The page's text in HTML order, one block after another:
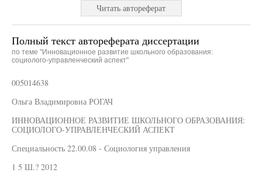
Читать автореферат
Полный текст автореферата диссертации
по теме "Инновационное развитие школьного образования:
социолого-управленческий аспект"
005014638
Ольга Владимировна РОГАЧ
ИННОВАЦИОННОЕ РАЗВИТИЕ ШКОЛЬНОГО ОБРАЗОВАНИЯ:
СОЦИОЛОГО-УПРАВЛЕНЧЕСКИЙ АСПЕКТ
Специальность 22.00.08 - Социология управления
1 5 Ш.? 2012